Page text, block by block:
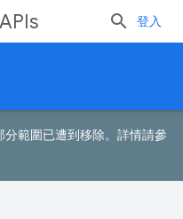
登入
範圍已遭到移除。 詳情請參